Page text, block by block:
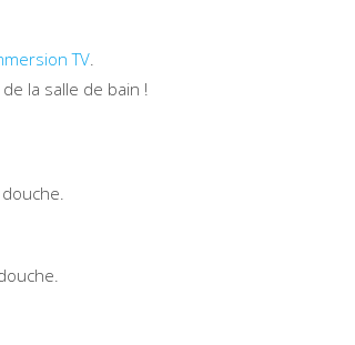
TV.
la salle de bain !